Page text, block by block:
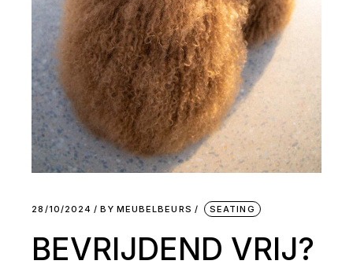
28/10/2024 BY MEUBELBEURS SEATING
BEVRIJDEND VRIJ?